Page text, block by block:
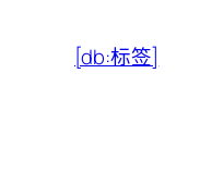
[db:标签]